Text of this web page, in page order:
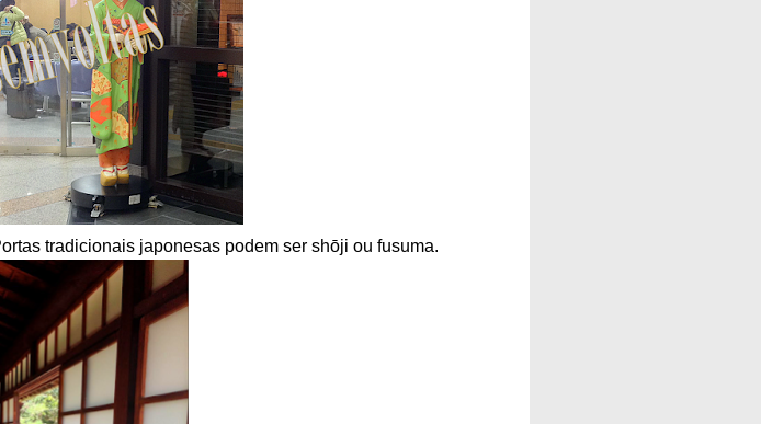
tradicionais japonesas podem ser shōji ou fusuma.